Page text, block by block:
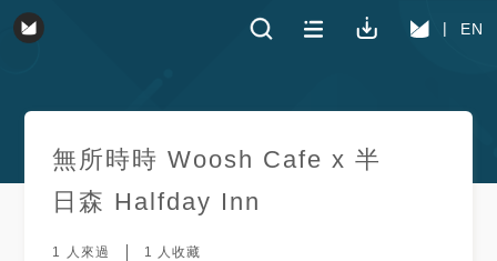
EN
無所時時 Woosh Cafe x 半
日森 Halfday Inn
1 人來過 1 人收藏